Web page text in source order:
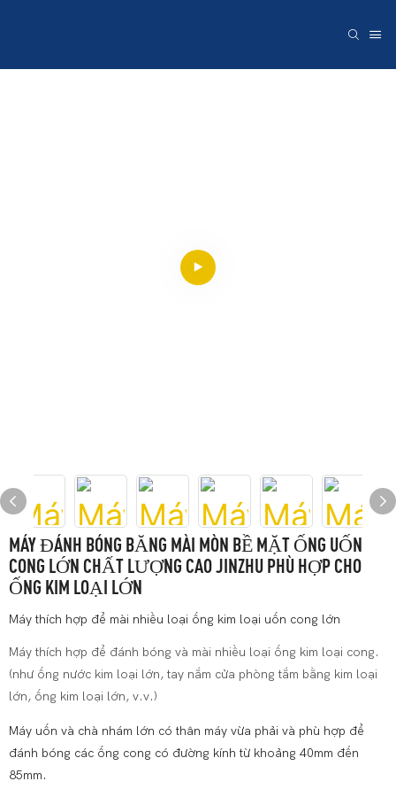
MÁY ĐÁNH BÓNG BĂNG MÀI MÒN BỀ MẶT ỐNG UỐN
CONG LỚN CHẤT LƯỢNG CAO JINZHU PHÙ HỢP CHO
ỐNG KIM LOẠI LỚN
Máy thích hợp để mài nhiều loại ống kim loại uốn cong lớn
Máy thích hợp để đánh bóng và mài nhiều loại ống kim loại cong.
(như ống nước kim loại lớn, tay nắm cửa phòng tắm bằng kim loại
lớn, ống kim loại lớn, v.v.)
Máy uốn và chà nhám lớn có thân máy vừa phải và phù hợp để
đánh bóng các ống cong có đường kính từ khoảng 40mm đến
85mm.